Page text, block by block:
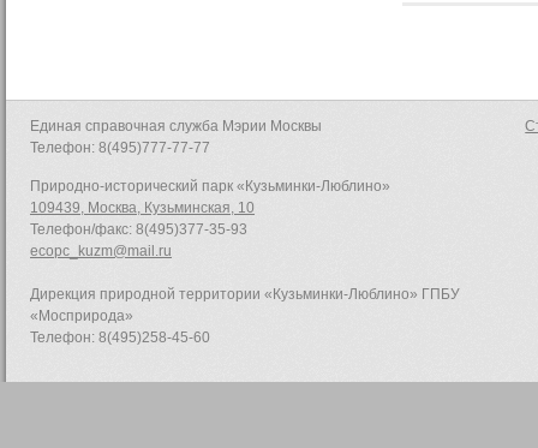
Единая справочная служба Мэрии Москвы
Телефон: 8(495)777-77-77
Природно-исторический парк «Кузьминки-Люблино»
109439, Москва, Кузьминская, 10
Телефон/факс: 8(495)377-35-93
ecopc_kuzm@mail.ru
Дирекция природной территории «Кузьминки-Люблино» ГПБУ
«Мосприрода»
Телефон: 8(495)258-45-60